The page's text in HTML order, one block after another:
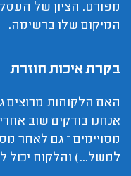
מפורט. הציון של
המיקום שלו ברשימה.
בקרת איכות חוזרת
האם הלקוחות מרוצים
אנחנו בודקים שוב
מסויימים – גם לאחר
למשל...) והלקוח יכול